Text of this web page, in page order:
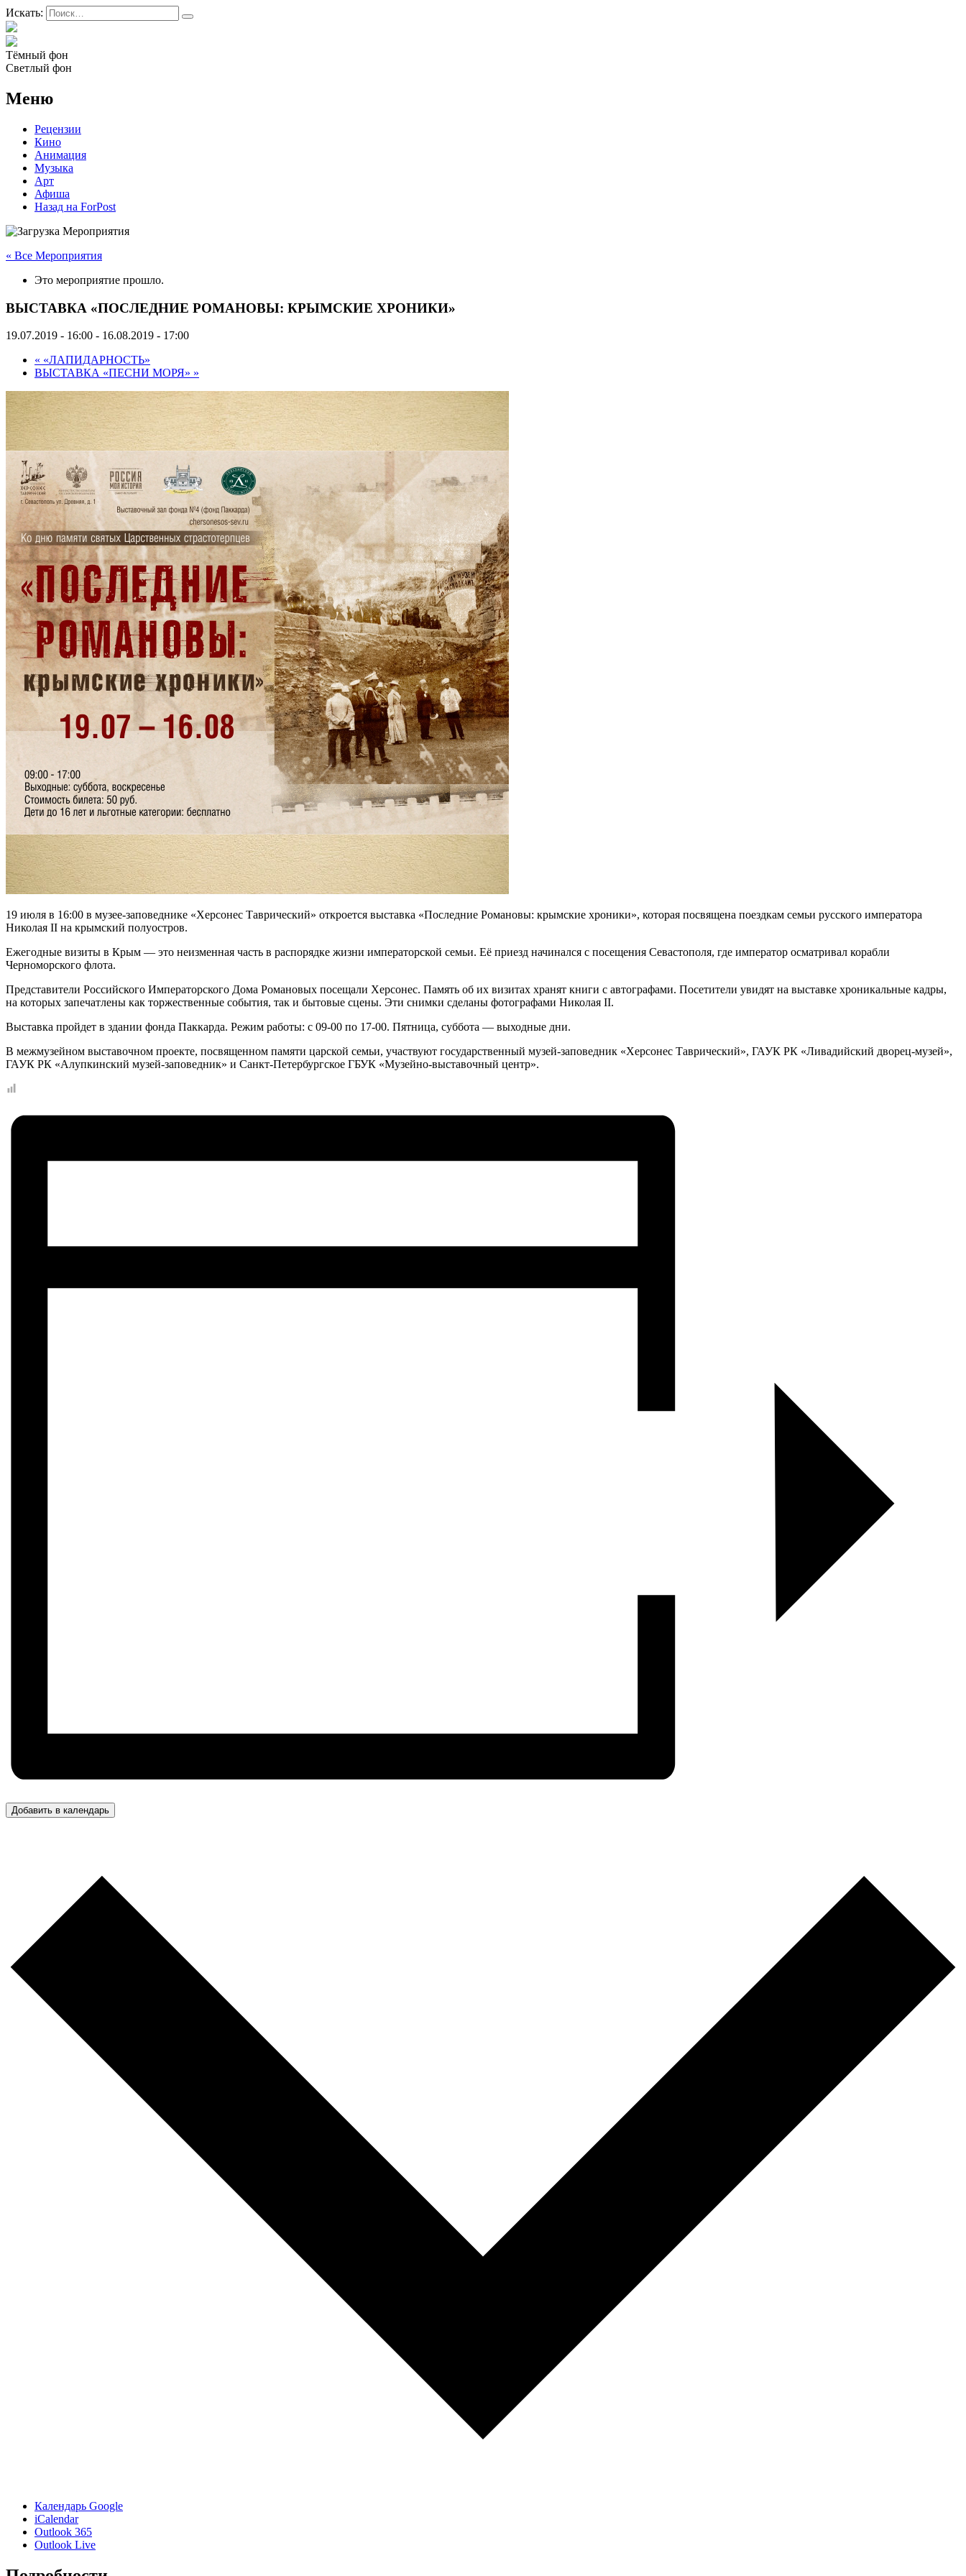
Искать:
Тёмный фон
Светлый фон
Меню
Рецензии
Кино
Анимация
Музыка
Арт
Афиша
Назад на ForPost
« Все Мероприятия
Это мероприятие прошло.
ВЫСТАВКА «ПОСЛЕДНИЕ РОМАНОВЫ: КРЫМСКИЕ ХРОНИКИ»
19.07.2019 - 16:00 - 16.08.2019 - 17:00
« «ЛАПИДАРНОСТЬ»
ВЫСТАВКА «ПЕСНИ МОРЯ» »
19 июля в 16:00 в музее-заповеднике «Херсонес Таврический» откроется выставка «Последние Романовы: крымские хроники», которая посвящена поездкам семьи русского императора
Николая II на крымский полуостров.
Ежегодные визиты в Крым — это неизменная часть в распорядке жизни императорской семьи. Её приезд начинался с посещения Севастополя, где император осматривал корабли
Черноморского флота.
Представители Российского Императорского Дома Романовых посещали Херсонес. Память об их визитах хранят книги с автографами. Посетители увидят на выставке хроникальные кадры,
на которых запечатлены как торжественные события, так и бытовые сцены. Эти снимки сделаны фотографами Николая II.
Выставка пройдет в здании фонда Паккарда. Режим работы: с 09-00 по 17-00. Пятница, суббота — выходные дни.
В межмузейном выставочном проекте, посвященном памяти царской семьи, участвуют государственный музей-заповедник «Херсонес Таврический», ГАУК РК «Ливадийский дворец-музей»,
ГАУК РК «Алупкинский музей-заповедник» и Санкт-Петербургское ГБУК «Музейно-выставочный центр».
Добавить в календарь
Календарь Google
iCalendar
Outlook 365
Outlook Live